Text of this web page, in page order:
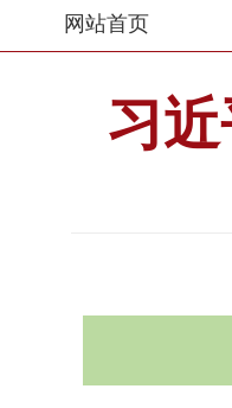
网站首页
习